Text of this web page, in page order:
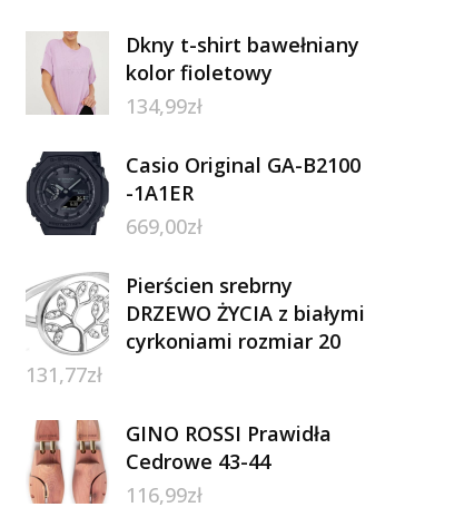
Dkny t-shirt bawełniany
kolor fioletowy
134,99zł
Casio Original GA-B2100
-1A1ER
669,00zł
Pierścien srebrny
DRZEWO ŻYCIA z białymi
cyrkoniami rozmiar 20
131,77zł
GINO ROSSI Prawidła
Cedrowe 43-44
116,99zł